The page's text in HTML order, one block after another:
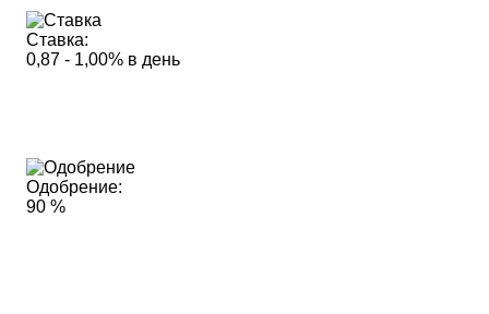
Ставка:
0,87 - 1,00% в день
Одобрение:
90 %